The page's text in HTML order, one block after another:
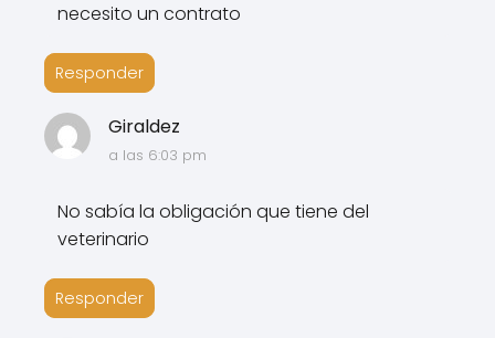
necesito un contrato
Responder
Giraldez
a las 6:03 pm
No sabía la obligación que tiene del
veterinario
Responder